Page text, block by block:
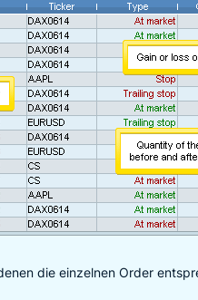
die einzelnen Order